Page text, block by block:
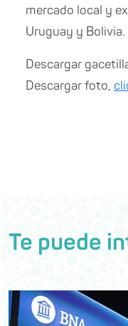
mercado local y
Uruguay y Bolivia.
Descargar
Descargar foto,
Te puede